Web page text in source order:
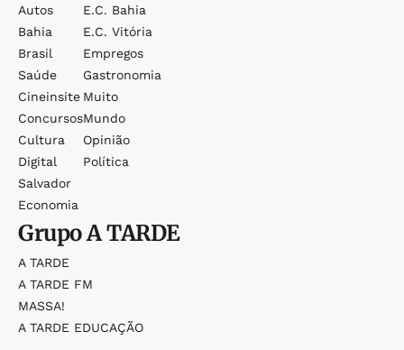
Autos
Bahia
Brasil
Saúde
Cineinsite
Concursos
Cultura
Digital
Salvador
Economia
E.c. Bahia
E.c. Vitória
Empregos
Gastronomia
Muito
Mundo
Opinião
Política
GrupoA TARDE
A TARDE
A TARDE FM
MASSA!
A TARDE EDUCAÇÃO